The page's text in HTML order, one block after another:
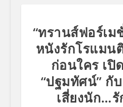
“ทรานส์ฟอร์เม
หนังรักโรแมน
ก่อนใคร เปิ
“ปฐมทัศน์” กั
เสี่ยงนัก…รั